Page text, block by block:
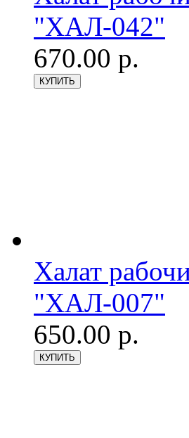
"ХАЛ-042"
670.00 р.
Халат
"ХАЛ-007"
650.00 р.